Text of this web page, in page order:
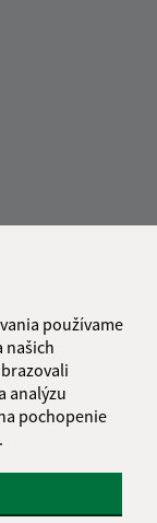
používame
našich
analýzu
pochopenie
Teplica.
manuálom
web portál